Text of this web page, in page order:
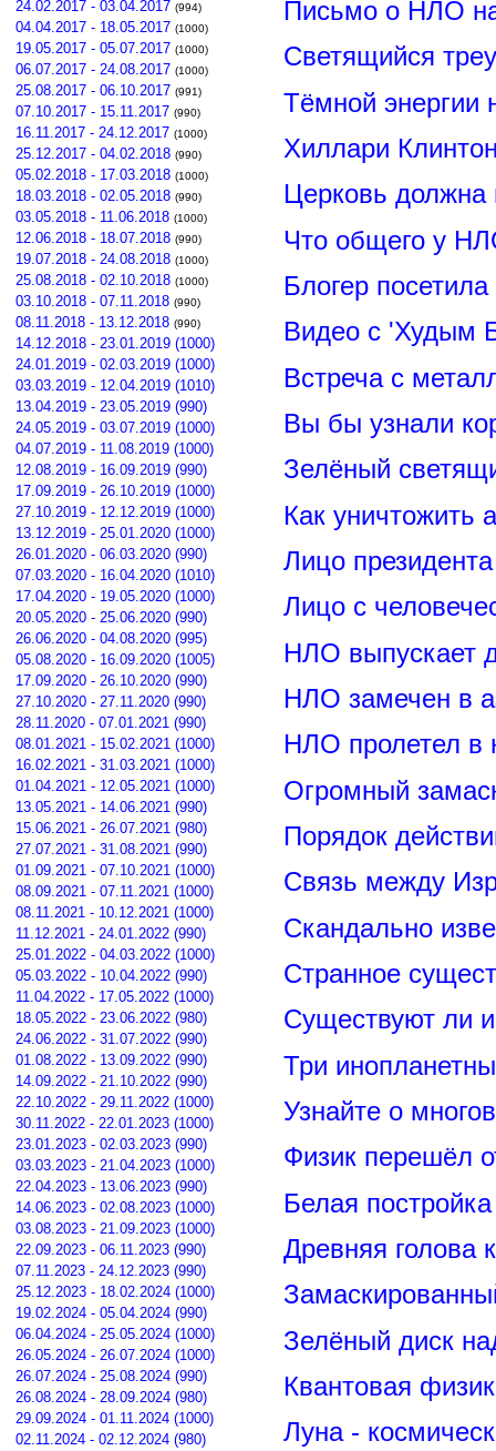
24.02.2017 - 03.04.2017 (994)
04.04.2017 - 18.05.2017 (1000)
19.05.2017 - 05.07.2017 (1000)
06.07.2017 - 24.08.2017 (1000)
25.08.2017 - 06.10.2017 (991)
07.10.2017 - 15.11.2017 (990)
16.11.2017 - 24.12.2017 (1000)
25.12.2017 - 04.02.2018 (990)
05.02.2018 - 17.03.2018 (1000)
18.03.2018 - 02.05.2018 (990)
03.05.2018 - 11.06.2018 (1000)
12.06.2018 - 18.07.2018 (990)
19.07.2018 - 24.08.2018 (1000)
25.08.2018 - 02.10.2018 (1000)
03.10.2018 - 07.11.2018 (990)
08.11.2018 - 13.12.2018 (990)
14.12.2018 - 23.01.2019 (1000)
24.01.2019 - 02.03.2019 (1000)
03.03.2019 - 12.04.2019 (1010)
13.04.2019 - 23.05.2019 (990)
24.05.2019 - 03.07.2019 (1000)
04.07.2019 - 11.08.2019 (1000)
12.08.2019 - 16.09.2019 (990)
17.09.2019 - 26.10.2019 (1000)
27.10.2019 - 12.12.2019 (1000)
13.12.2019 - 25.01.2020 (1000)
26.01.2020 - 06.03.2020 (990)
07.03.2020 - 16.04.2020 (1010)
17.04.2020 - 19.05.2020 (1000)
20.05.2020 - 25.06.2020 (990)
26.06.2020 - 04.08.2020 (995)
05.08.2020 - 16.09.2020 (1005)
17.09.2020 - 26.10.2020 (990)
27.10.2020 - 27.11.2020 (990)
28.11.2020 - 07.01.2021 (990)
08.01.2021 - 15.02.2021 (1000)
16.02.2021 - 31.03.2021 (1000)
01.04.2021 - 12.05.2021 (1000)
13.05.2021 - 14.06.2021 (990)
15.06.2021 - 26.07.2021 (980)
27.07.2021 - 31.08.2021 (990)
01.09.2021 - 07.10.2021 (1000)
08.09.2021 - 07.11.2021 (1000)
08.11.2021 - 10.12.2021 (1000)
11.12.2021 - 24.01.2022 (990)
25.01.2022 - 04.03.2022 (1000)
05.03.2022 - 10.04.2022 (990)
11.04.2022 - 17.05.2022 (1000)
18.05.2022 - 23.06.2022 (980)
24.06.2022 - 31.07.2022 (990)
01.08.2022 - 13.09.2022 (990)
14.09.2022 - 21.10.2022 (990)
22.10.2022 - 29.11.2022 (1000)
30.11.2022 - 22.01.2023 (1000)
23.01.2023 - 02.03.2023 (990)
03.03.2023 - 21.04.2023 (1000)
22.04.2023 - 13.06.2023 (990)
14.06.2023 - 02.08.2023 (1000)
03.08.2023 - 21.09.2023 (1000)
22.09.2023 - 06.11.2023 (990)
07.11.2023 - 24.12.2023 (990)
25.12.2023 - 18.02.2024 (1000)
19.02.2024 - 05.04.2024 (990)
06.04.2024 - 25.05.2024 (1000)
26.05.2024 - 26.07.2024 (1000)
26.07.2024 - 25.08.2024 (990)
26.08.2024 - 28.09.2024 (980)
29.09.2024 - 01.11.2024 (1000)
02.11.2024 - 02.12.2024 (980)
Письмо о НЛО
Светящийся
Тёмной энергии
Хиллари
Церковь должна
Что общего у
Блогер
Видео с 'Худым
Встреча с
Вы бы узнали
Зелёный
Как уничтожить
Лицо
Лицо с
НЛО выпускает
НЛО замечен в
НЛО пролетел в
Огромный
Порядок
Связь между
Скандально
Странное
Существуют ли
Три
Узнайте о
Физик перешёл
Белая
Древняя голова
Зелёный диск
Квантовая
Луна -